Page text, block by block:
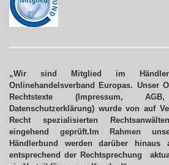
„Wir sind Mitglied im
Onlinehandelsverband Europas. Unser
Rechtstexte (Impressum, AGB,
Datenschutzerklärung) wurde von auf
Recht spezialisierten
eingehend geprüft.Im Rahmen
Händlerbund werden darüber hinaus
entsprechend der Rechtsprechung